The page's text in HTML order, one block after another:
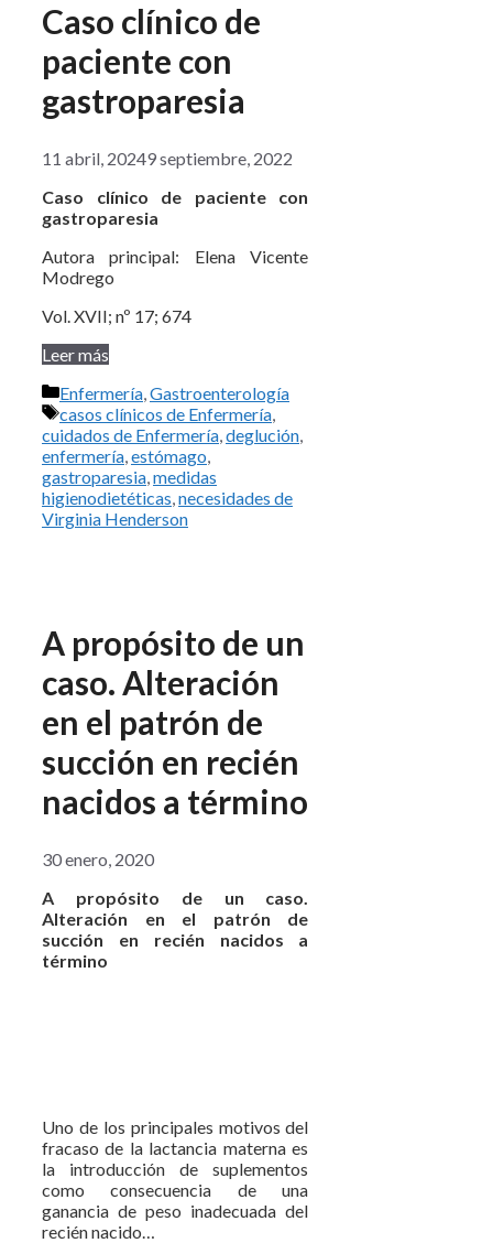
Caso clínico de
paciente con
gastroparesia
11 abril, 20249 septiembre, 2022
Caso clínico de paciente con
gastroparesia
Autora principal: Elena Vicente
Modrego
Vol. XVII; nº 17; 674
Leer más
Categorías
Enfermería,Gastroenterología
Etiquetas
casos clínicos de Enfermería,
cuidados de Enfermería,deglución,
enfermería,estómago,
gastroparesia,medidas
higienodietéticas,necesidades de
Virginia Henderson
A propósito de un
caso. Alteración
en el patrón de
succión en recién
nacidos a término
30 enero, 2020
A propósito de un caso.
Alteración en el patrón de
succión en recién nacidos a
término
Uno de los principales motivos del
fracaso de la lactancia materna es
la introducción de suplementos
como consecuencia de una
ganancia de peso inadecuada del
recién nacido…